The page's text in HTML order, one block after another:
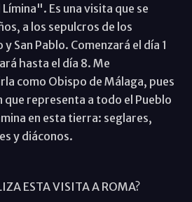
Es una visita que se
a los sepulcros de los
San Pablo. Comenzará el día 1
hasta el día 8. Me
como Obispo de Málaga, pues
que representa a todo el Pueblo
en esta tierra: seglares,
y diáconos.
ESTA VISITA A ROMA?